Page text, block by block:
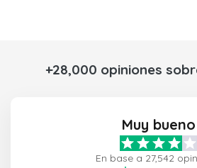
+28,000 opiniones
Muy bueno
En base a 27,542